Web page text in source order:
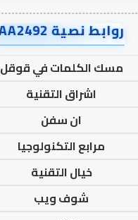
روابط نصية AA2492
مسك الكلمات في قوقل
اشراق التقنية
ان سفن
مرابع التكنولوجيا
خيال التقنية
شوف ويب